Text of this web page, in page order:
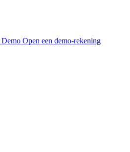
Demo Open een demo-rekening